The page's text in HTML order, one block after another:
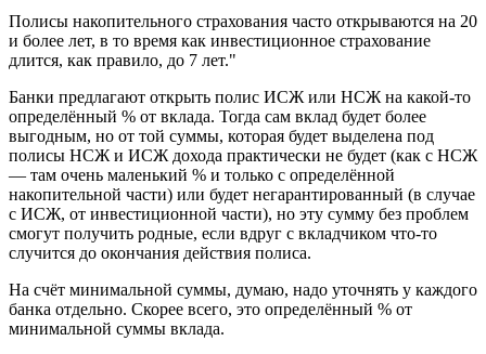
Полисы накопительного страхования часто открываются на 20
и более лет, в то время как инвестиционное страхование
длится, как правило, до 7 лет."
Банки предлагают открыть полис ИСЖ или НСЖ на какой-то
определённый % от вклада. Тогда сам вклад будет более
выгодным, но от той суммы, которая будет выделена под
полисы НСЖ и ИСЖ дохода практически не будет (как с НСЖ
— там очень маленький % и только с определённой
накопительной части) или будет негарантированный (в случае
с ИСЖ, от инвестиционной части), но эту сумму без проблем
смогут получить родные, если вдруг с вкладчиком что-то
случится до окончания действия полиса.
На счёт минимальной суммы, думаю, надо уточнять у каждого
банка отдельно. Скорее всего, это определённый % от
минимальной суммы вклада.